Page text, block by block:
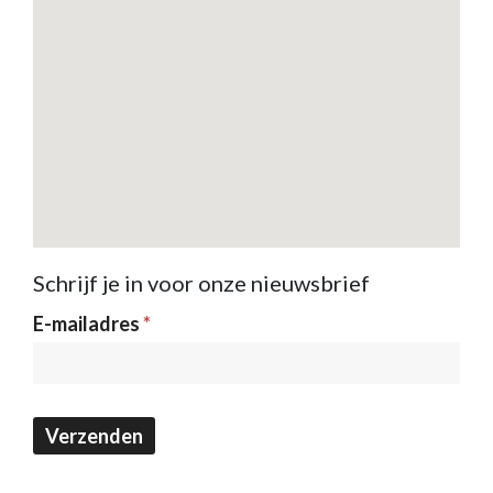
Schrijf je in voor onze nieuwsbrief
Nieuwsbrief
E-mailadres*
Verzenden